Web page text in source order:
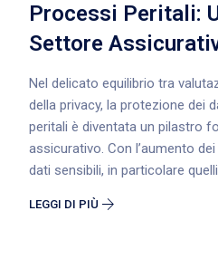
Processi Peritali:
Settore
Nel delicato equilibrio tra
della privacy, la protezione dei
peritali è diventata un pilastro
assicurativo. Con l’aumento
dati sensibili, in particolare
LEGGI DI PIÙ